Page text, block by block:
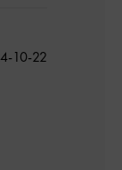
公
10-22